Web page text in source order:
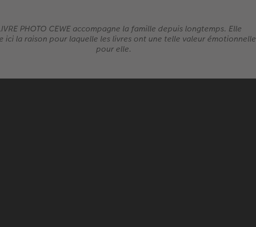
PHOTO CEWE accompagne la famille depuis longtemps. Elle
ici la raison pour laquelle les livres ont une telle valeur émotionnelle
pour elle.